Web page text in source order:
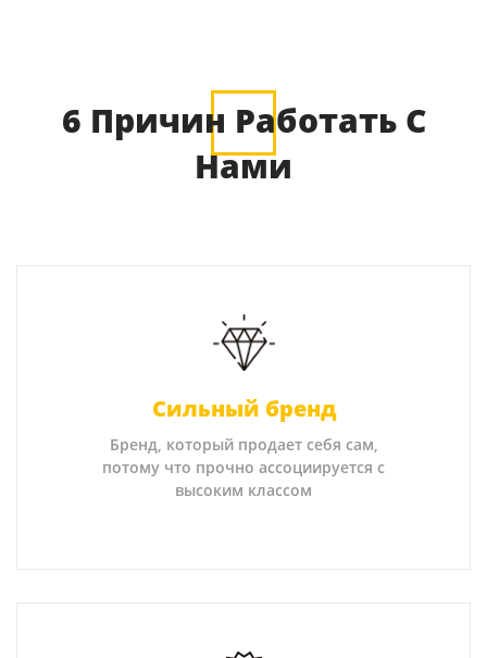
6 Причин Работать С
Нами
Сильный бренд
Бренд, который продает себя сам,
потому что прочно ассоциируется с
высоким классом